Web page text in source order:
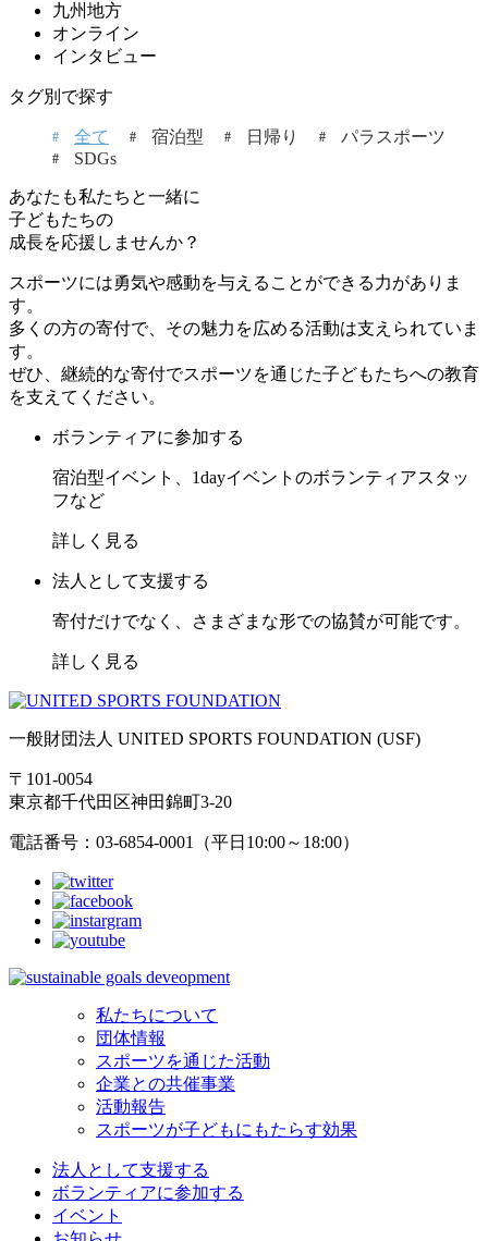
九州地方
オンライン
インタビュー
タグ別で探す
全て 宿泊型 日帰り
パラスポーツ
SDGs
あなたも私たちと一緒に
子どもたちの
成長を応援しませんか？
スポーツには勇気や感動を与えることができる力がありま
す。
多くの方の寄付で、その魅力を広める活動は支えられていま
す。
ぜひ、継続的な寄付でスポーツを通じた子どもたちへの教育
を支えてください。
ボランティアに参加する
宿泊型イベント、1dayイベントのボランティアスタッ
フなど
詳しく見る
法人として支援する
寄付だけでなく、さまざまな形での協賛が可能です。
詳しく見る
一般財団法人 UNITED SPORTS FOUNDATION (USF)
〒101-0054
東京都千代田区神田錦町3-20
電話番号：03-6854-0001（平日10:00～18:00）
私たちについて
団体情報
スポーツを通じた活動
企業との共催事業
活動報告
スポーツが子どもにもたらす効果
法人として支援する
ボランティアに参加する
イベント